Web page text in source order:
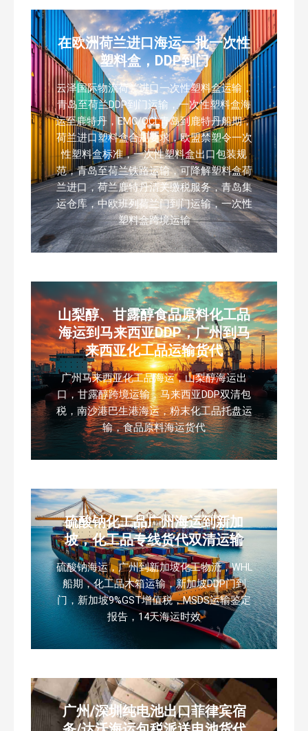
在欧洲荷兰进口海运一批一次性
塑料盒，DDP到门
云泽国际物流荷兰进口一次性塑料盒运输，
青岛至荷兰DDP到门运输，一次性塑料盒海
运至鹿特丹，EMC/OCL青岛到鹿特丹船期，
荷兰进口塑料盒合规要求，欧盟禁塑令一次
性塑料盒标准，一次性塑料盒出口包装规
范，青岛至荷兰铁路运输，可降解塑料盒荷
兰进口，荷兰鹿特丹清关缴税服务，青岛集
运仓库，中欧班列荷兰门到门运输，一次性
塑料盒跨境运输
山梨醇、甘露醇食品原料化工品
海运到马来西亚DDP，广州到马
来西亚化工品运输货代
广州马来西亚化工品海运，山梨醇海运出
口，甘露醇跨境运输，马来西亚DDP双清包
税，南沙港巴生港海运，粉末化工品托盘运
输，食品原料海运货代
硫酸钠化工品广州海运到新加
坡，化工品专线货代双清运输
硫酸钠海运，广州到新加坡化工物流，WHL
船期，化工品木箱运输，新加坡DDP门到
门，新加坡9%GST增值税，MSDS运输鉴定
报告，14天海运时效
广州/深圳纯电池出口菲律宾宿